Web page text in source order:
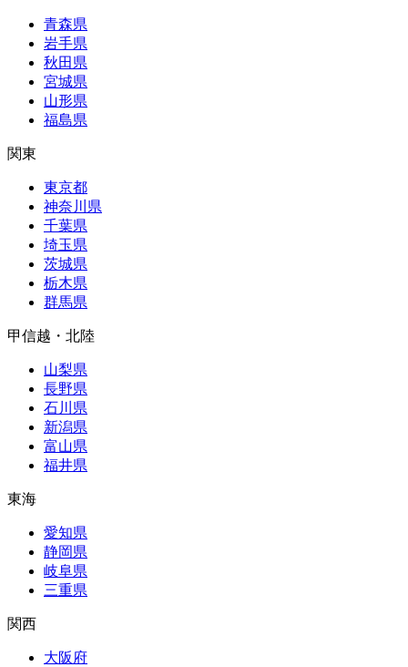
青森県
岩手県
秋田県
宮城県
山形県
福島県
関東
東京都
神奈川県
千葉県
埼玉県
茨城県
栃木県
群馬県
甲信越・北陸
山梨県
長野県
石川県
新潟県
富山県
福井県
東海
愛知県
静岡県
岐阜県
三重県
関西
大阪府